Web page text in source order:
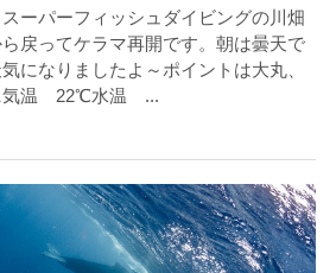
ーパーフィッシュダイビングの川畑
戻ってケラマ再開です。朝は曇天で
になりましたよ～ポイントは大丸、
気温 22℃水温 ...
軽減や安全管理の観点から、エント
場合があります。また、エントリー
定しますので、必ずその指示に従っ
。
からのみとし、素潜りは禁止としま
は、人が近くを泳ぐことを嫌い、逃
ります。そのため、原則として緊急
ある場合を除き、クジラの近くでフ
て泳ぐことも禁止します。クジラは